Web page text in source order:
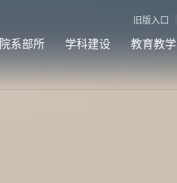
旧版入口
院系部所 学科建设 教育教学